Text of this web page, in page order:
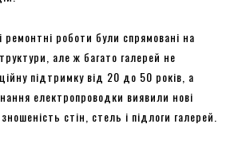
ремонтні роботи були спрямовані на
але ж багато галерей не
підтримку від 20 до 50 років, а
електропроводки виявили нові
стін, стель і підлоги галерей.